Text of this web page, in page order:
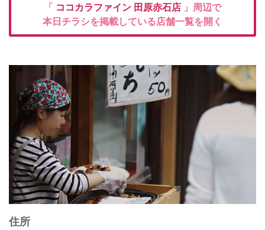
「 ココカラファイン 田原赤石店 」周辺で
本日チラシを掲載している店舗一覧を開く
住所